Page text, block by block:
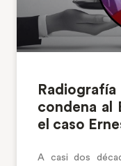
condena al
el caso
A casi dos